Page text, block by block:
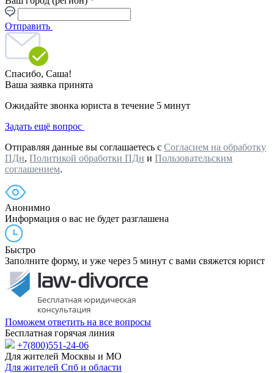
Отправить
Спасибо, Саша!
Ваша заявка принята
Ожидайте звонка юриста в течение 5 минут
Задать ещё вопрос
Отправляя данные вы соглашаетесь с Согласием на обработку
ПДн, Политикой обработки ПДн и Пользовательским
соглашением.
Анонимно
Информация о вас не будет разглашена
Быстро
Заполните форму, и уже через 5 минут с вами свяжется юрист
Поможем ответить на все вопросы
Бесплатная горячая линия
+7(800)551-24-06
Для жителей Москвы и МО
Для жителей Спб и области